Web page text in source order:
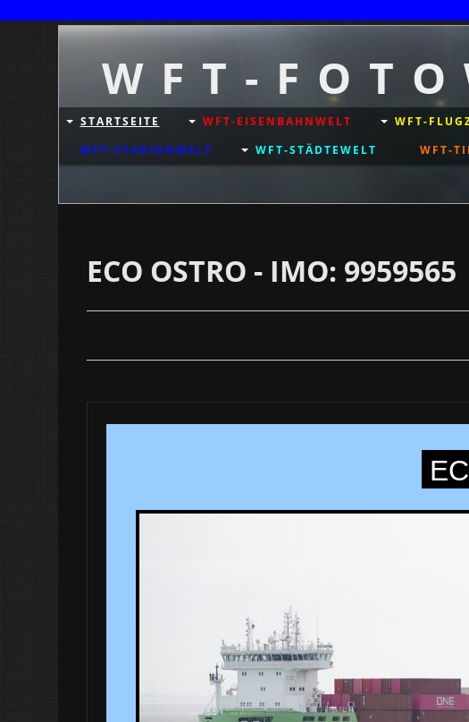
W F T - F O T O
STARTSEITE WFT-EISENBAHNWELT WFT-
WFT-STADIONWELT
WFT-STÄDTEWELT WFT-
ECO OSTRO - IMO: 9959565